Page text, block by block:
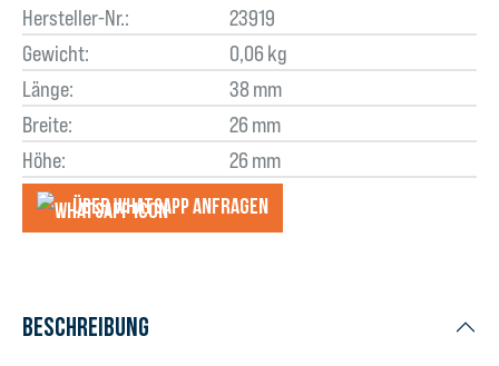
Hersteller-Nr.:
23919
Gewicht:
0,06 kg
Länge:
38 mm
Breite:
26 mm
Höhe:
26 mm
Über WhatsApp anfragеn
Beschreibung